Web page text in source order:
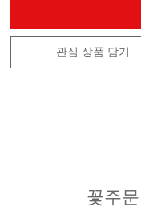
관심 상품 담기
꽃주